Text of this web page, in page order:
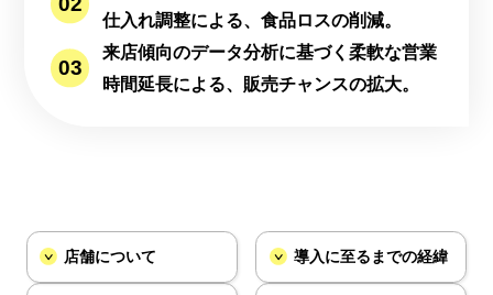
仕入れ調整による、食品ロスの削減。
来店傾向のデータ分析に基づく柔軟な営業
時間延長による、販売チャンスの拡大。
店舗について 導入に至るまでの経緯